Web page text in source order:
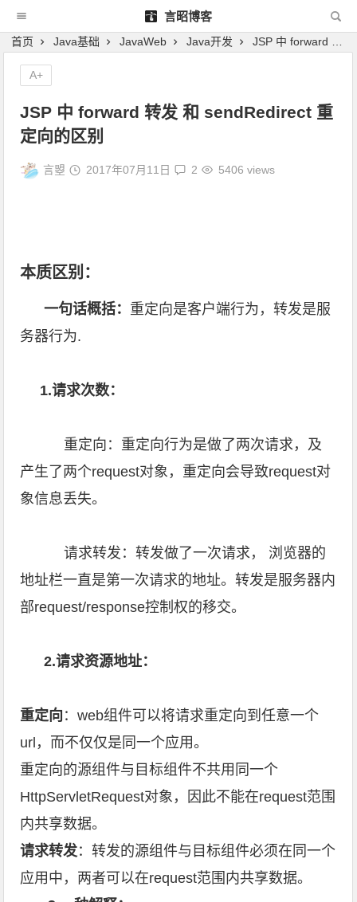
言昭博客
首页 Java基础 JavaWeb Java开发 JSP 中 forward 转发 和 sendRedirect 重定向的区别
JSP 中 forward 转发 和 sendRedirect 重
定向的区别
言曌 2017年07月11日 2 5406 views
本质区别：
一句话概括： 重定向是客户端行为，转发是服
务器行为.
1.请求次数：
重定向：重定向行为是做了两次请求，及
产生了两个request对象，重定向会导致request对
象信息丢失。
请求转发：转发做了一次请求， 浏览器的
地址栏一直是第一次请求的地址。转发是服务器内
部request/response控制权的移交。
2.请求资源地址：
重定向 ：web组件可以将请求重定向到任意一个
url，而不仅仅是同一个应用。
重定向的源组件与目标组件不共用同一个
HttpServletRequest对象，因此不能在request范围
内共享数据。
请求转发：转发的源组件与目标组件必须在同一个
应用中，两者可以在request范围内共享数据。
A+